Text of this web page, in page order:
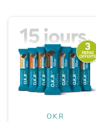
O.K.R